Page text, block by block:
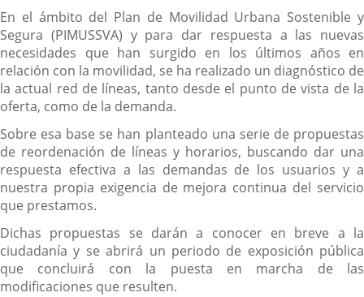
En el ámbito del Plan de Movilidad Urbana Sostenible y
Segura (PIMUSSVA) y para dar respuesta a las nuevas
necesidades que han surgido en los últimos años en
relación con la movilidad, se ha realizado un diagnóstico de
la actual red de líneas, tanto desde el punto de vista de la
oferta, como de la demanda.
Sobre esa base se han planteado una serie de propuestas
de reordenación de líneas y horarios, buscando dar una
respuesta efectiva a las demandas de los usuarios y a
nuestra propia exigencia de mejora continua del servicio
que prestamos.
Dichas propuestas se darán a conocer en breve a la
ciudadanía y se abrirá un periodo de exposición pública
que concluirá con la puesta en marcha de las
modificaciones que resulten.